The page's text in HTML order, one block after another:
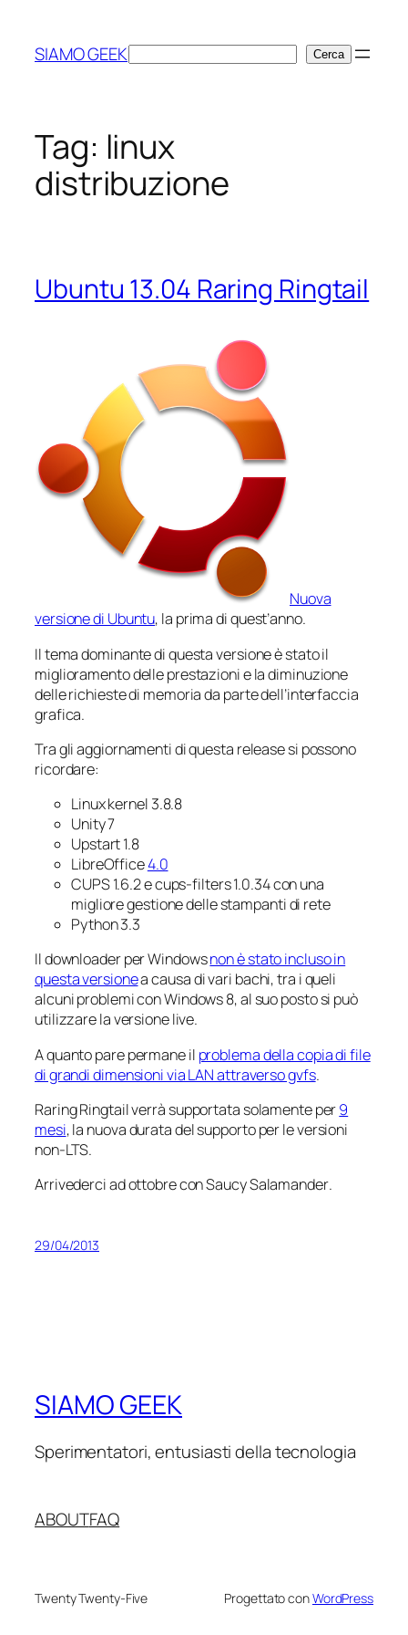
contenuto
SIAMO GEEKCerca Cerca
Tag: linux
distribuzione
Ubuntu 13.04 Raring Ringtail
Nuova
versione di Ubuntu, la prima di quest’anno.
Il tema dominante di questa versione è stato il
miglioramento delle prestazioni e la diminuzione
delle richieste di memoria da parte dell’interfaccia
grafica.
Tra gli aggiornamenti di questa release si possono
ricordare:
Linux kernel 3.8.8
Unity 7
Upstart 1.8
LibreOffice4.0
CUPS 1.6.2 e cups-filters 1.0.34 con una
migliore gestione delle stampanti di rete
Python 3.3
Il downloader per Windowsnon è stato incluso in
questa versionea causa di vari bachi, tra i queli
alcuni problemi con Windows 8, al suo posto si può
utilizzare la versione live.
A quanto pare permane il problema della copia di file
di grandi dimensioni via LAN attraverso gvfs.
Raring Ringtailverrà supportata solamente per9
mesi, la nuova durata del supporto per le versioni
non-LTS.
Arrivederci ad ottobre conSaucy Salamander.
29/04/2013
SIAMO GEEK
Sperimentatori, entusiasti della tecnologia
ABOUTFAQ
Twenty Twenty-Five Progettato conWordPress